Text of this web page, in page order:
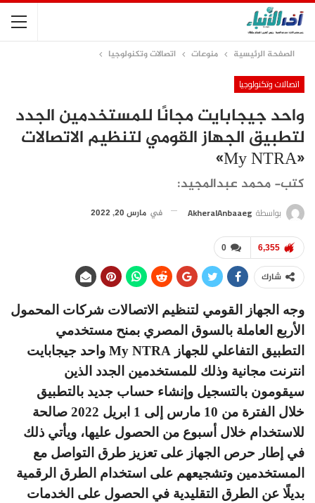
الصفحة الرئيسية منوعات اتصالات وتكنولوجيا
اتصالات وتكنولوجيا
واحد جيجابايت مجانًا للمستخدمين الجدد
لتطبيق الجهاز القومي لتنظيم الاتصالات
«My NTRA»
كتب- محمد عبدالمجيد:
بواسطة AkheralAnbaaeg في مارس 20, 2022
0 6,355
شارك
وجه الجهاز القومي لتنظيم الاتصالات شركات المحمول
الأربع العاملة بالسوق المصري بمنح مستخدمي
التطبيق التفاعلي للجهاز My NTRA واحد جيجابايت
انترنت مجانية وذلك للمستخدمين الجدد الذين
سيقومون بالتسجيل وإنشاء حساب جديد بالتطبيق
خلال الفترة من 10 مارس إلى 1 ابريل 2022 صالحة
للاستخدام خلال أسبوع من الحصول عليها، ويأتي ذلك
في إطار حرص الجهاز على تعزيز طرق التواصل مع
المستخدمين وتشجيعهم على استخدام الطرق الرقمية
بديلًا عن الطرق التقليدية في الحصول على الخدمات